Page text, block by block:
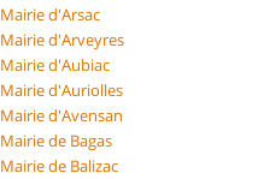
Mairie d'Arsac
Mairie d'Arveyres
Mairie d'Aubiac
Mairie d'Auriolles
Mairie d'Avensan
Mairie de Bagas
Mairie de Balizac